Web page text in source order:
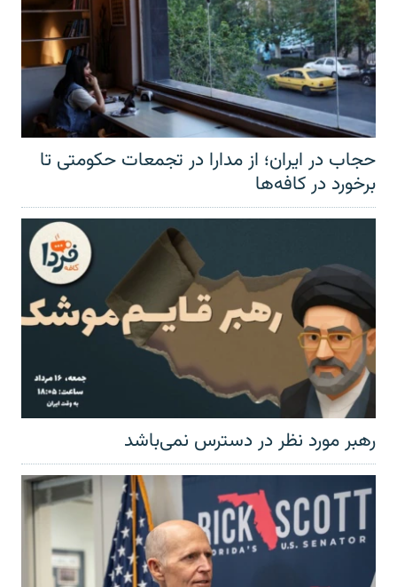
حجاب در ایران؛ از مدارا در تجمعات حکومتی تا
برخورد در کافه‌ها
رهبر مورد نظر در دسترس نمی‌باشد